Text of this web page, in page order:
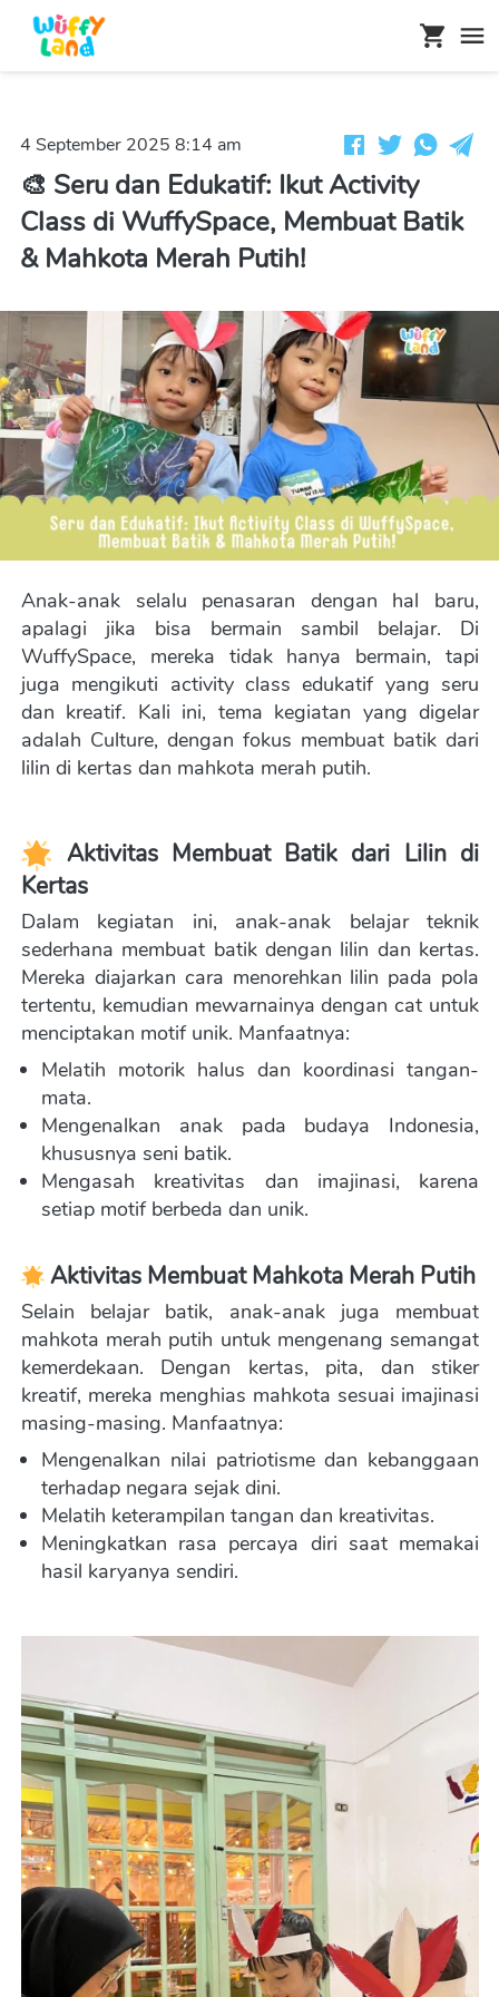
4 September 2025 8:14 am
🎨 Seru dan Edukatif: Ikut Activity
Class di WuffySpace, Membuat Batik
& Mahkota Merah Putih!
Anak-anak selalu penasaran dengan hal baru,
apalagi jika bisa bermain sambil belajar. Di
WuffySpace, mereka tidak hanya bermain, tapi
juga mengikuti activity class edukatif yang seru
dan kreatif. Kali ini, tema kegiatan yang digelar
adalah Culture, dengan fokus membuat batik dari
lilin di kertas dan mahkota merah putih.
Aktivitas Membuat Batik dari Lilin di
Kertas
Dalam kegiatan ini, anak-anak belajar teknik
sederhana membuat batik dengan lilin dan kertas.
Mereka diajarkan cara menorehkan lilin pada pola
tertentu, kemudian mewarnainya dengan cat untuk
menciptakan motif unik. Manfaatnya:
Melatih motorik halus dan koordinasi tangan-
mata.
Mengenalkan anak pada budaya Indonesia,
khususnya seni batik.
Mengasah kreativitas dan imajinasi, karena
setiap motif berbeda dan unik.
Aktivitas Membuat Mahkota Merah Putih
Selain belajar batik, anak-anak juga membuat
mahkota merah putih untuk mengenang semangat
kemerdekaan. Dengan kertas, pita, dan stiker
kreatif, mereka menghias mahkota sesuai imajinasi
masing-masing. Manfaatnya:
Mengenalkan nilai patriotisme dan kebanggaan
terhadap negara sejak dini.
Melatih keterampilan tangan dan kreativitas.
Meningkatkan rasa percaya diri saat memakai
hasil karyanya sendiri.